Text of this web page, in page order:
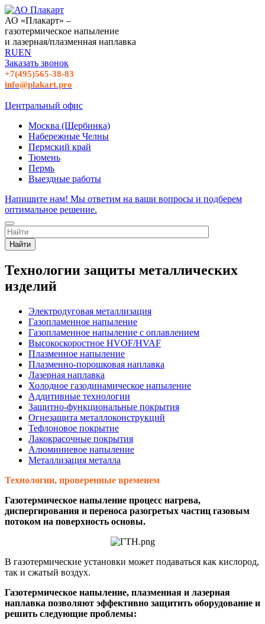
АО «Плакарт» –
газотермическое напыление
и лазерная/плазменная наплавка
RUEN
Заказать звонок
+7(495)565-38-83
info@plakart.pro
Центральный офис
Москва (Щербинка)
Набережные Челны
Пермский край
Тюмень
Пермь
Выездные работы
Напишите нам! Мы ответим на ваши вопросы и подберем
оптимальное решение.
Найти
Технологии защиты металлических
изделий
Электродуговая металлизация
Газопламенное напыление
Газопламенное напыление с оплавлением
Высокоскоростное HVOF/HVAF
Плазменное напыление
Плазменно-порошковая наплавка
Лазерная наплавка
Холодное газодинамическое напыление
Аддитивные технологии
Защитно-функциональные покрытия
Огнезащита металлоконструкций
Тефлоновое покрытие
Лакокрасочные покрытия
Алюминиевое напыление
Металлизация металла
Технологии, проверенные временем
Газотермическое напыление процесс нагрева,
диспергирования и переноса разогретых частиц газовым
потоком на поверхность основы.
В газотермические установки может подаваться как кислород,
так и сжатый воздух.
Газотермическое напыление, плазменная и лазерная
наплавка позволяют эффективно защитить оборудование и
решить следующие проблемы: